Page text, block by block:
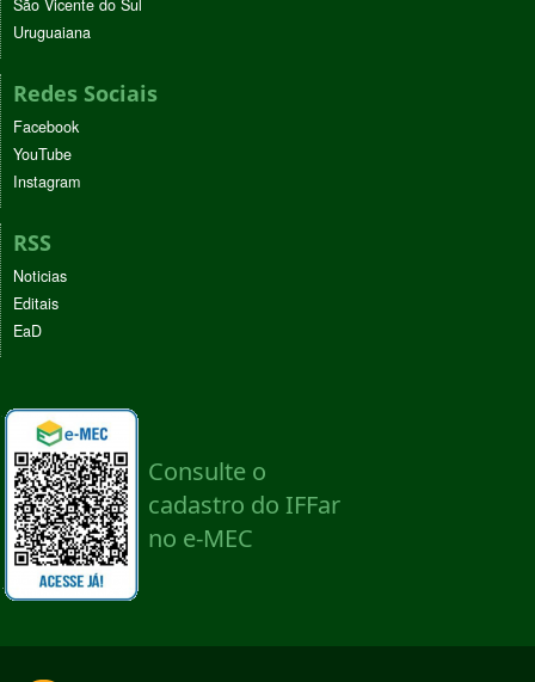
São Vicente do Sul
Uruguaiana
Redes Sociais
Facebook
YouTube
Instagram
RSS
Noticias
Editais
EaD